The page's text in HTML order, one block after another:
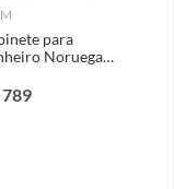
para
Noruega
789